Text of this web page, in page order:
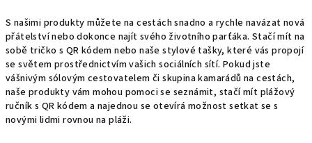
S našimi produkty můžete na cestách snadno a rychle navázat nová
přátelství nebo dokonce najít svého životního parťáka. Stačí mít na
sobě tričko s QR kódem nebo naše stylové tašky, které vás propojí
se světem prostřednictvím vašich sociálních sítí. Pokud jste
vášnivým sólovým cestovatelem či skupina kamarádů na cestách,
naše produkty vám mohou pomoci se seznámit, stačí mít plážový
ručník s QR kódem a najednou se otevírá možnost setkat se s
novými lidmi rovnou na pláži.